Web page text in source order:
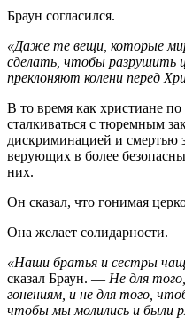
Браун согласился.
«Даже те вещи, которые
сделать, чтобы разрушить
преклоняют колени перед
В то время как христиане
сталкиваться с тюремным
дискриминацией и смертью
верующих в более
них.
Он сказал, что гонимая
Она желает солидарности.
«Наши братья и сестры
сказал Браун. — Не для
гонениям, и не для того,
чтобы мы молились и были